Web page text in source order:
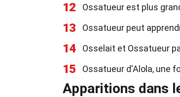
12 Ossatueur est plus
13 Ossatueur peut
14 Osselait et Ossatueur
15 Ossatueur d'Alola, une
Apparitions dans